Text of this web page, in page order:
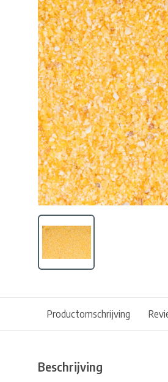
Productomschrijving
Beschrijving